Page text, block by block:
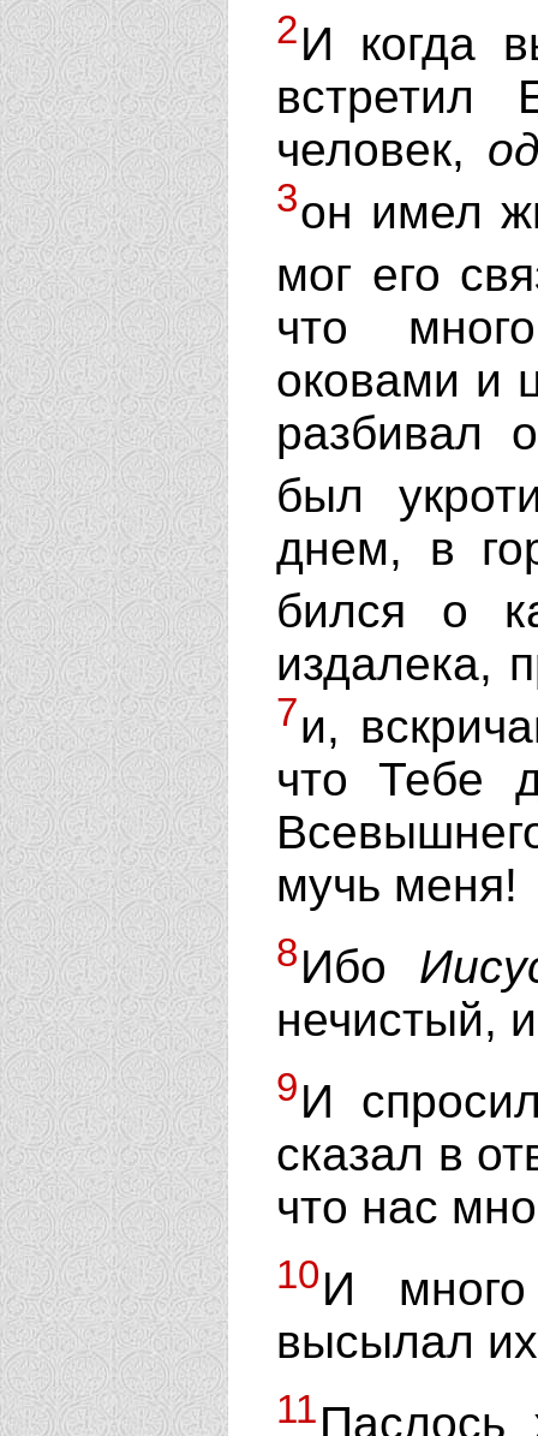
2И когда
встретил
человек,
3он имел
мог его
что
оковами и
разбивал
был
днем, в
бился о
издалека,
7и,
что Тебе
мучь меня!
8Ибо
нечистый,
9И
сказал в
что нас
10И
высылал
11